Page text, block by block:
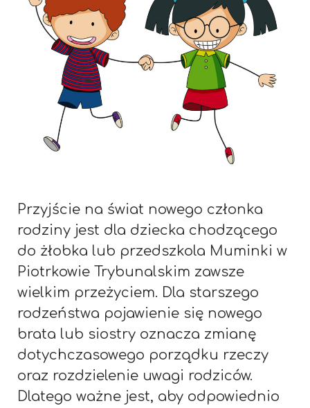
Przyjście na świat nowego członka
rodziny jest dla dziecka chodzącego
do żłobka lub przedszkola Muminki w
Piotrkowie Trybunalskim zawsze
wielkim przeżyciem. Dla starszego
rodzeństwa pojawienie się nowego
brata lub siostry oznacza zmianę
dotychczasowego porządku rzeczy
oraz rozdzielenie uwagi rodziców.
Dlatego ważne jest, aby odpowiednio